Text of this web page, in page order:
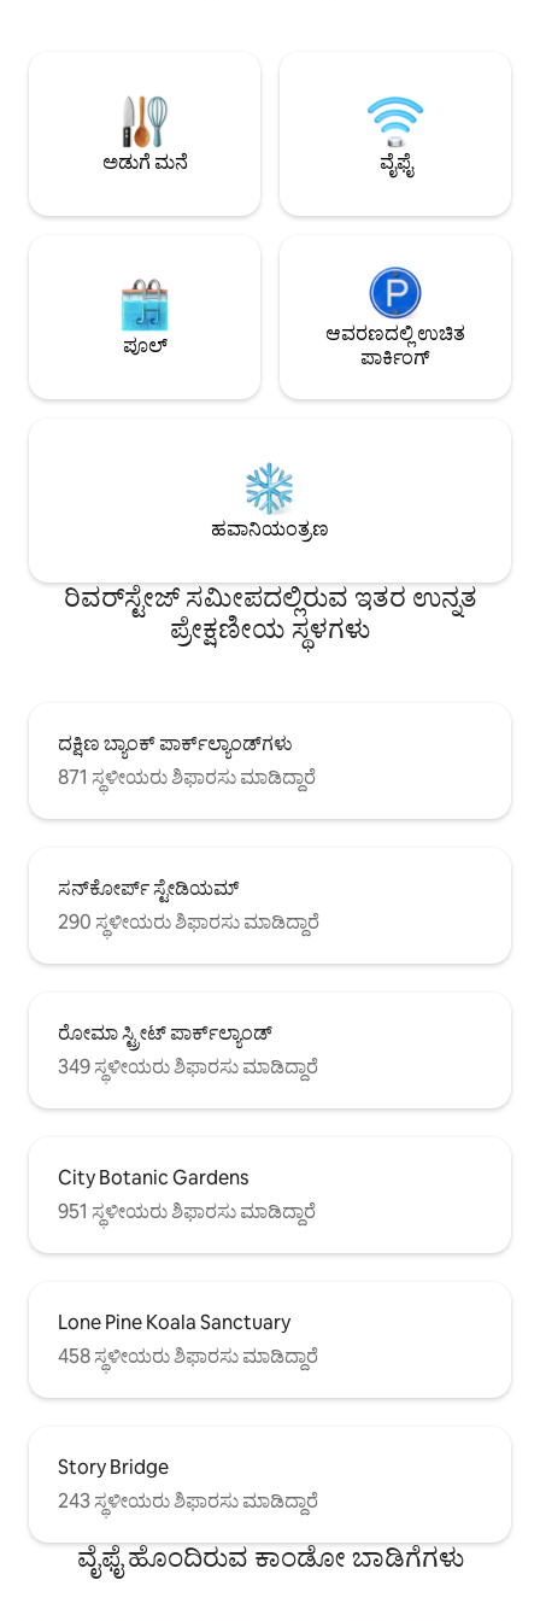
ಬಾಣಸಿಗರ ಅಡುಗೆಮನೆಯೊಂದಿಗೆ ಗ್ಯಾಸ್ ಸ್ಟವ್ ಟಾಪ್
-ಲಾಂಡ್ರಿ ಪ್ರದೇಶವನ್ನು ಮರೆಮಾಡಿ -ವಾಶಿಂಗ್ ಮೆಷಿನ್
ಮತ್ತು ಡ್ರೈಯರ್ -ಕಾಫೀ ಯಂತ್ರ -ಸ್ಮಾರ್ಟ್ ಟಿವಿ -ಫ್ರೀ
ಕಟ್ಟಡದಲ್ಲಿ ಪಾರ್ಕಿಂಗ್
ಮನೆಯಲ್ಲಿ ಲಭ್ಯವಿದೆ.
ಅಡುಗೆ ಮನೆ ವೈಫೈ
ಪೂಲ್
ಆವರಣದಲ್ಲಿ ಉಚಿತ
ಪಾರ್ಕಿಂಗ್
ಹವಾನಿಯಂತ್ರಣ
ರಿವರ್‌ಸ್ಟೇಜ್ ಸಮೀಪದಲ್ಲಿರುವ ಇತರ ಉನ್ನತ
ಪ್ರೇಕ್ಷಣೀಯ ಸ್ಥಳಗಳು
ದಕ್ಷಿಣ ಬ್ಯಾಂಕ್ ಪಾರ್ಕ್‌ಲ್ಯಾಂಡ್‌ಗಳು
871 ಸ್ಥಳೀಯರು ಶಿಫಾರಸು ಮಾಡಿದ್ದಾರೆ
ಸನ್‌ಕೋರ್ಪ್ ಸ್ಟೇಡಿಯಮ್
290 ಸ್ಥಳೀಯರು ಶಿಫಾರಸು ಮಾಡಿದ್ದಾರೆ
ರೋಮಾ ಸ್ಟ್ರೀಟ್ ಪಾರ್ಕ್‌ಲ್ಯಾಂಡ್
349 ಸ್ಥಳೀಯರು ಶಿಫಾರಸು ಮಾಡಿದ್ದಾರೆ
City Botanic Gardens
951 ಸ್ಥಳೀಯರು ಶಿಫಾರಸು ಮಾಡಿದ್ದಾರೆ
Lone Pine Koala Sanctuary
458 ಸ್ಥಳೀಯರು ಶಿಫಾರಸು ಮಾಡಿದ್ದಾರೆ
Story Bridge
243 ಸ್ಥಳೀಯರು ಶಿಫಾರಸು ಮಾಡಿದ್ದಾರೆ
ವೈಫೈ ಹೊಂದಿರುವ ಕಾಂಡೋ ಬಾಡಿಗೆಗಳು